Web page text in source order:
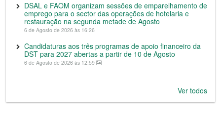
DSAL e FAOM organizam sessões de emparelhamento de
emprego para o sector das operações de hotelaria e
restauração na segunda metade de Agosto
6 de Agosto de 2026 às 16:26
Candidaturas aos três programas de apoio financeiro da
DST para 2027 abertas a partir de 10 de Agosto
6 de Agosto de 2026 às 12:59
Ver todos